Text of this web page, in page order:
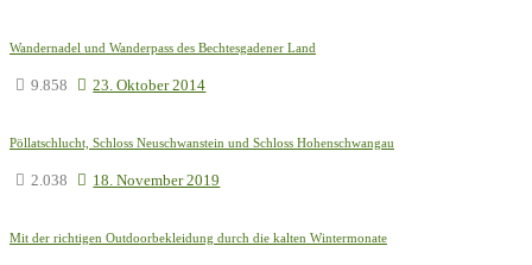
Wandernadel und Wanderpass des Bechtesgadener Land
9.858 23. Oktober 2014
Pöllatschlucht, Schloss Neuschwanstein und Schloss Hohenschwangau
2.038 18. November 2019
Mit der richtigen Outdoorbekleidung durch die kalten Wintermonate